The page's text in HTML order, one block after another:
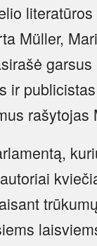
Müller,
ir
rašytojas